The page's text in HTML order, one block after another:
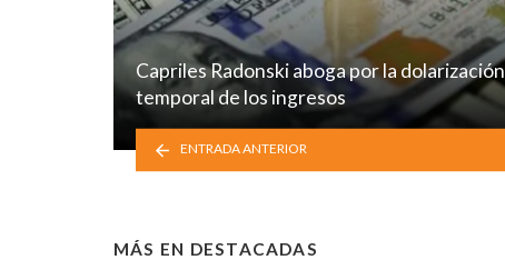
Capriles Radonski aboga por la dolarización
temporal de los ingresos
ENTRADA ANTERIOR
MÁS EN DESTACADAS